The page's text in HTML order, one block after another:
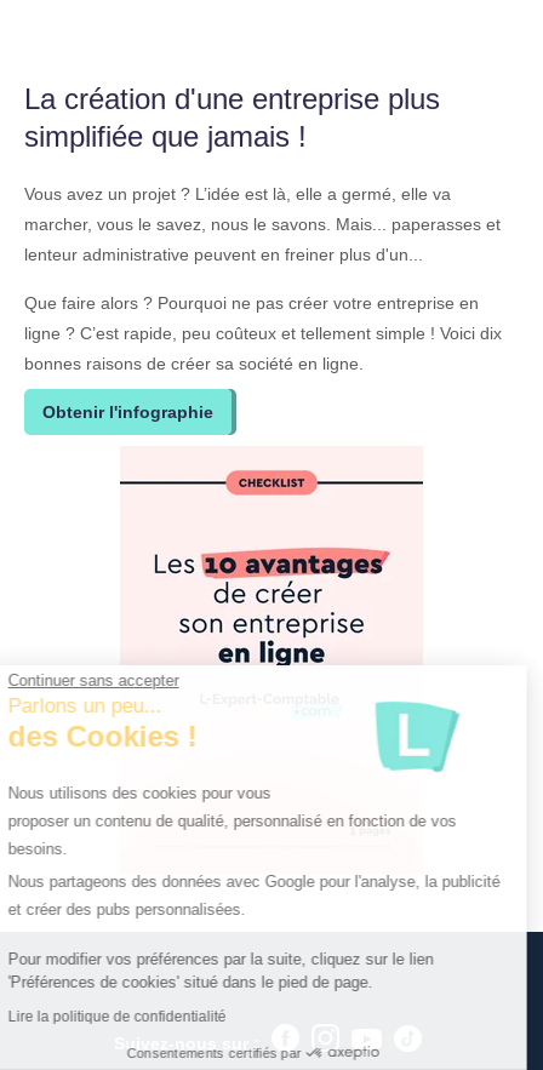
Continuer sans accepter
Parlons un peu...
des Cookies !
Nous utilisons des cookies pour vous
proposer un contenu de qualité, personnalisé en fonction de vos
besoins.
Nous partageons des données avec Google pour l'analyse, la publicité
et créer des pubs personnalisées.
Pour modifier vos préférences par la suite, cliquez sur le lien
'Préférences de cookies' situé dans le pied de page.
Lire la politique de confidentialité
Consentements certifiés par
La création d'une entreprise plus
simplifiée que jamais !
Vous avez un projet ? L’idée est là, elle a germé, elle va
marcher, vous le savez, nous le savons. Mais... paperasses et
lenteur administrative peuvent en freiner plus d'un...
Que faire alors ? Pourquoi ne pas créer votre entreprise en
ligne ? C’est rapide, peu coûteux et tellement simple ! Voici dix
bonnes raisons de créer sa société en ligne.
Obtenir l'infographie